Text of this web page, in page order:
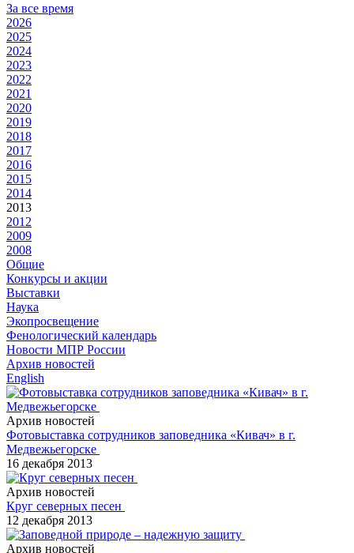
За все время
2026
2025
2024
2023
2022
2021
2020
2019
2018
2017
2016
2015
2014
2013
2012
2009
2008
Общие
Конкурсы и акции
Выставки
Наука
Экопросвещение
Фенологический календарь
Новости МПР России
Архив новостей
English
Архив новостей
Фотовыставка сотрудников заповедника «Кивач» в г.
Медвежьегорске
16 декабря 2013
Архив новостей
Круг северных песен
12 декабря 2013
Архив новостей